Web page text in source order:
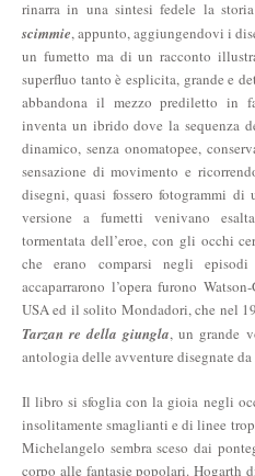
rinarra in una sintesi fedele la
scimmie, appunto, aggiungendovi i
un fumetto ma di un racconto
superfluo tanto è esplicita, grande e
abbandona il mezzo prediletto in
inventa un ibrido dove la sequenza
dinamico, senza onomatopee,
sensazione di movimento e
disegni, quasi fossero fotogrammi
versione a fumetti venivano
tormentata dell’eroe, con gli occhi
che erano comparsi negli
accaparrarono l’opera furono
USA ed il solito Mondadori, che nel
Tarzan re della giungla, un grande
antologia delle avventure disegnate
Il libro si sfoglia con la gioia negli
insolitamente smaglianti e di linee
Michelangelo sembra sceso dai
corpo alle fantasie popolari. Hogarth